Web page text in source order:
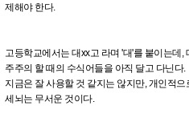
제해야 한다.
고등학교에서는 대xx고 라며 '대'를 붙이는데
주주의 할 때의 수식어들을 아직 달고 다닌다.
지금은 잘 사용할 것 같지는 않지만, 개인적으
세뇌는 무서운 것이다.